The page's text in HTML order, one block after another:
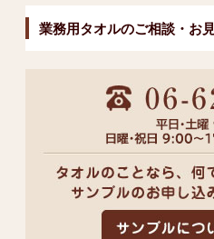
業務用タオルのご相談・お